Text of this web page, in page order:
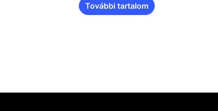
További tartalom